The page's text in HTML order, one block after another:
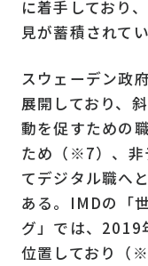
に着手しており
見が蓄積されて
スウェーデン政
展開しており、
動を促すための
ため（※7）、非
てデジタル職へ
ある。IMDの「
グ」では、2019
位置しており（